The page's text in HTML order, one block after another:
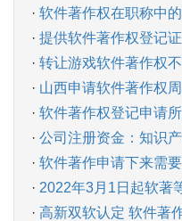
· 软件著作权在职称中
· 提供软件著作权登记
· 转让游戏软件著作权
· 山西申请软件著作权
· 软件著作权登记申请
· 公司注册资金：知识
· 软件著作申请下来需
· 2022年3月1日起软著
· 高新双软认定 软件著